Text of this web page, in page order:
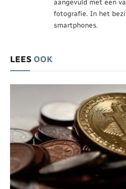
aangevuld met een
fotografie. In het
smartphones.
LEES OOK